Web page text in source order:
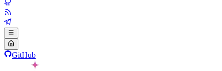
GitHub